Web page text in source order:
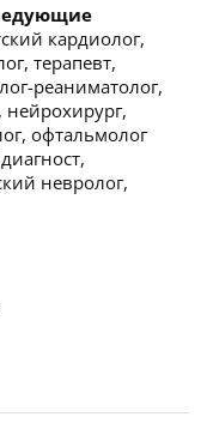
кардиолог,
терапевт,
реаниматолог,
нейрохирург,
офтальмолог
невролог,